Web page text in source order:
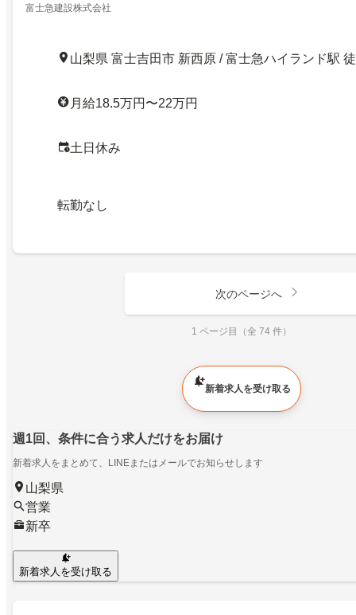
富士急建設株式会社
山梨県 富士吉田市 新西原 / 富士急ハイランド駅
月給18.5万円〜22万円
土日休み
転勤なし
次のページへ
1 ページ目（全 74 件）
新着求人を受け取る
週1回、条件に合う求人だけをお届け
新着求人をまとめて、LINEまたはメールでお知らせします
山梨県
営業
新卒
新着求人を受け取る